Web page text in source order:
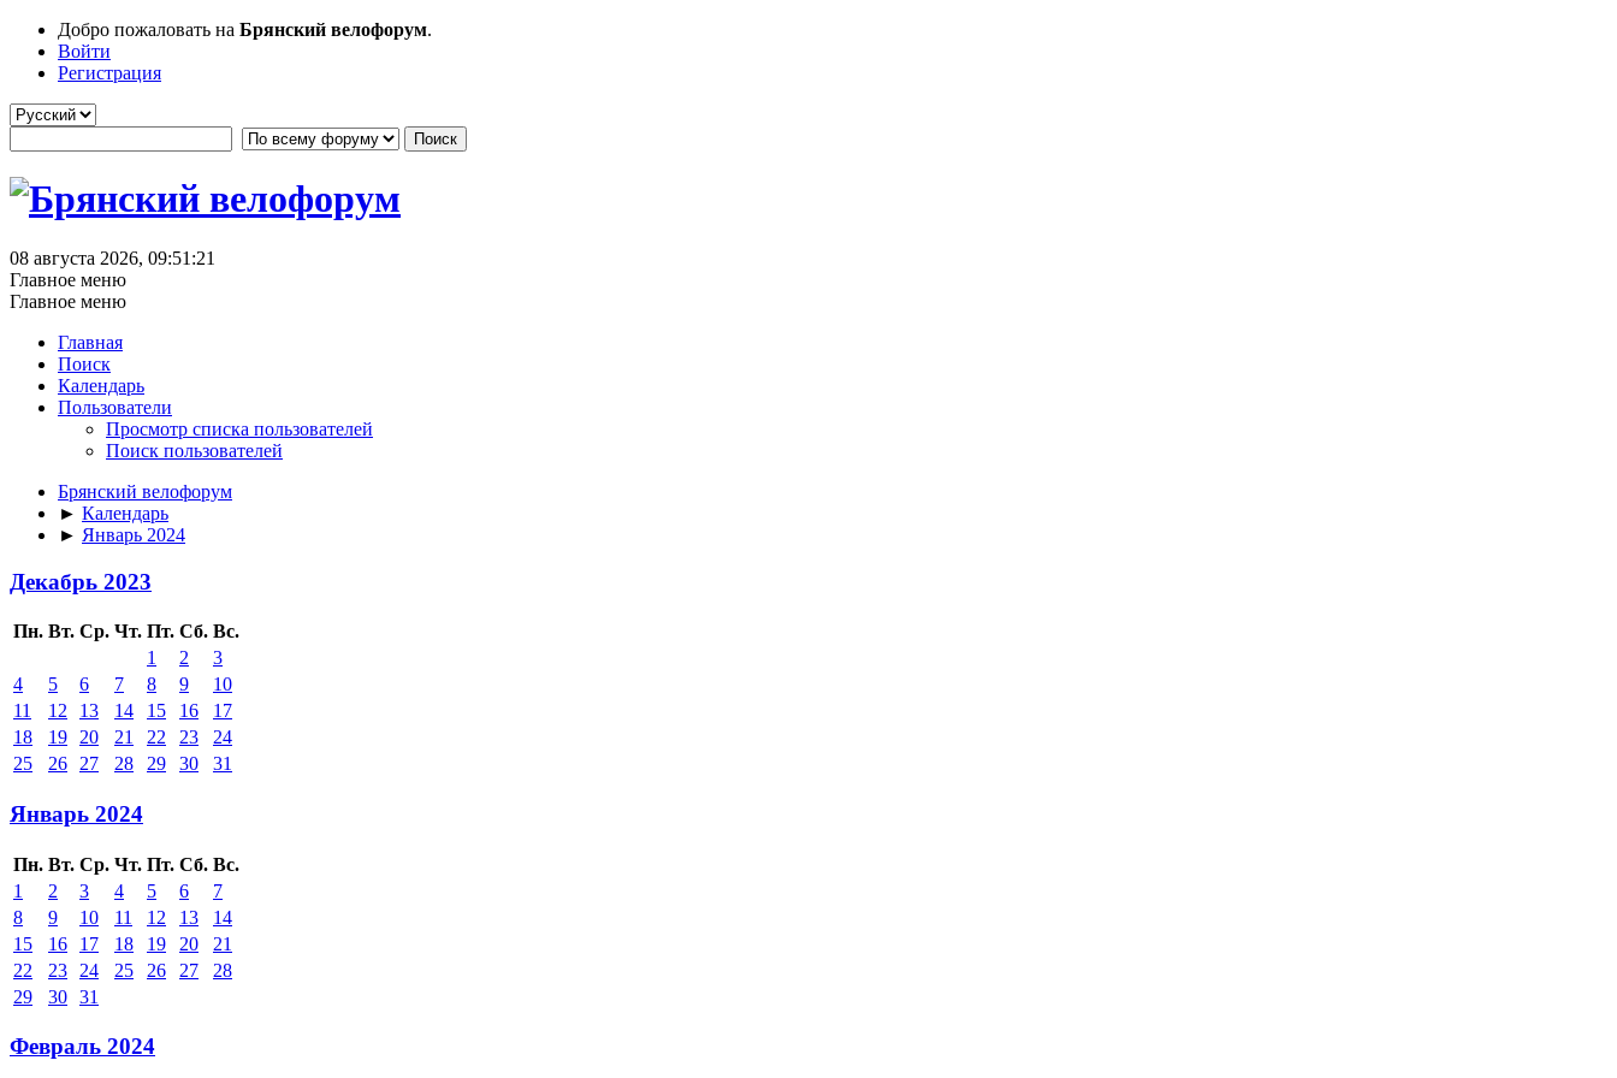
Добро пожаловать на Брянский велофорум.
Войти
Регистрация
08 августа 2026, 09:51:21
Главное меню
Главное меню
Главная
Поиск
Календарь
Пользователи
Просмотр списка пользователей
Поиск пользователей
Брянский велофорум
► Календарь
► Январь 2024
Декабрь 2023
Пн. Вт. Ср. Чт. Пт. Сб. Вс.
1
2
3
4
5 6 7 8 9
10
11
12 13 14 15 16
17
18
19 20 21 22 23
24
25
26 27 28 29 30 31
Январь 2024
Пн. Вт. Ср. Чт. Пт. Сб. Вс.
1
2 3 4 5 6
7
8
9 10 11 12 13
14
15
16 17 18 19 20
21
22
23 24 25 26 27
28
29
30 31
Февраль 2024